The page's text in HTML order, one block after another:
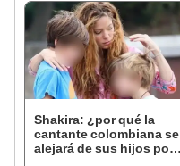
Shakira: ¿por qué la
cantante colombiana se
alejará de sus hijos por